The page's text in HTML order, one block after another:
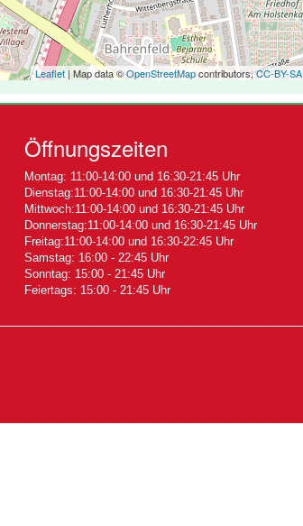
Leaflet | Map data ©OpenStreetMapcontributors,CC-BY-SA
Öffnungszeiten
Montag: 11:00-14:00 und 16:30-21:45 Uhr
Dienstag:11:00-14:00 und 16:30-21:45 Uhr
Mittwoch:11:00-14:00 und 16:30-21:45 Uhr
Donnerstag:11:00-14:00 und 16:30-21:45 Uhr
Freitag:11:00-14:00 und 16:30-22:45 Uhr
Samstag: 16:00 - 22:45 Uhr
Sonntag: 15:00 - 21:45 Uhr
Feiertags: 15:00 - 21:45 Uhr